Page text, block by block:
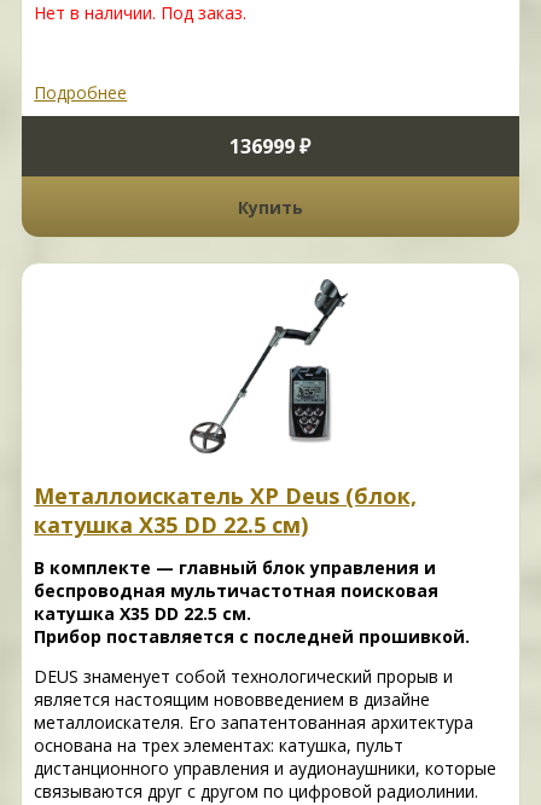
Нет в наличии. Под заказ.
Подробнее
136999 ₽
Купить
Металлоискатель XP Deus (блок,
катушка X35 DD 22.5 см)
В комплекте — главный блок управления и
беспроводная мультичастотная поисковая
катушка X35 DD 22.5 см.
Прибор поставляется с последней прошивкой.
DEUS знаменует собой технологический прорыв и
является настоящим нововведением в дизайне
металлоискателя. Его запатентованная архитектура
основана на трех элементах: катушка, пульт
дистанционного управления и аудионаушники, которые
связываются друг с другом по цифровой радиолинии.